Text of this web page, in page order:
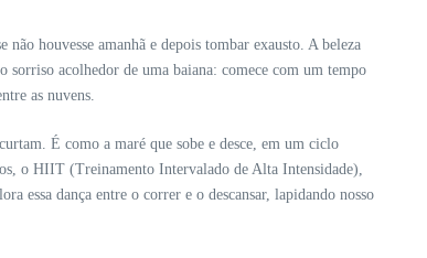
houvesse amanhã e depois tombar exausto. A beleza
sorriso acolhedor de uma baiana: comece com um tempo
as nuvens.
É como a maré que sobe e desce, em um ciclo
o HIIT (Treinamento Intervalado de Alta Intensidade),
essa dança entre o correr e o descansar, lapidando nosso